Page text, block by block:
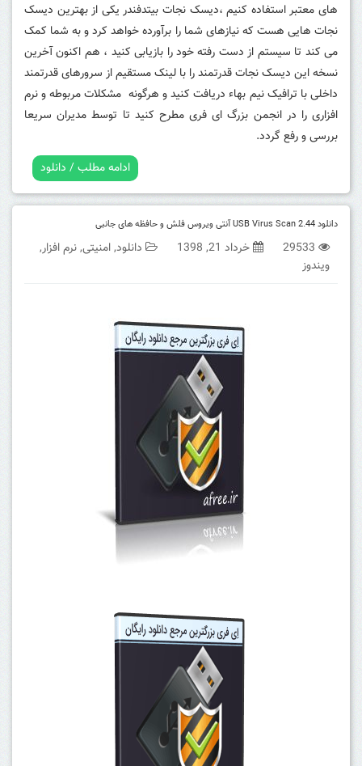
های معتبر استفاده کنیم ،دیسک نجات بیتدفندر یکی از بهترین دیسک
نجات هایی هست که نیازهای شما را برآورده خواهد کرد و به شما کمک
می کند تا سیستم از دست رفته خود را بازیابی کنید ، هم اکنون آخرین
نسخه این دیسک نجات قدرتمند را با لینک مستقیم از سرورهای قدرتمند
داخلی با ترافیک نیم بهاء دریافت کنید و هرگونه مشکلات مربوطه و نرم
افزاری را در انجمن بزرگ ای فری مطرح کنید تا توسط مدیران سریعا
بررسی و رفع گردد.
ادامه مطلب / دانلود
دانلود USB Virus Scan 2.44 آنتی ویروس فلش و حافظه های جانبی
29533 خرداد 21, 1398 دانلود,امنیتی,نرم افزار,
ویندوز